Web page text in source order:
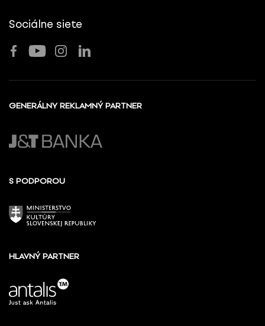
Sociálne siete
GENERÁLNY REKLAMNÝ PARTNER
S PODPOROU
HLAVNÝ PARTNER